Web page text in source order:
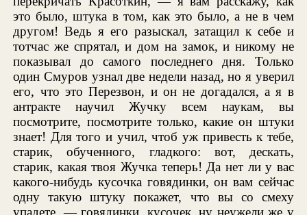
это было, штука в том, как это было, а не в чем
другом! Ведь я его разыскал, затащил к себе и
тотчас же спрятал, и дом на замок, и никому не
показывал до самого последнего дня. Только
один Смуров узнал две недели назад, но я уверил
его, что это Перезвон, и он не догадался, а я в
антракте научил Жучку всем наукам, вы
посмотрите, посмотрите только, какие он штуки
знает! Для того и учил, чтоб уж привесть к тебе,
старик, обученного, гладкого: вот, дескать,
старик, какая твоя Жучка теперь! Да нет ли у вас
какого-нибудь кусочка говядинки, он вам сейчас
одну такую штуку покажет, что вы со смеху
упадете, — говядинки, кусочек, ну неужели же у